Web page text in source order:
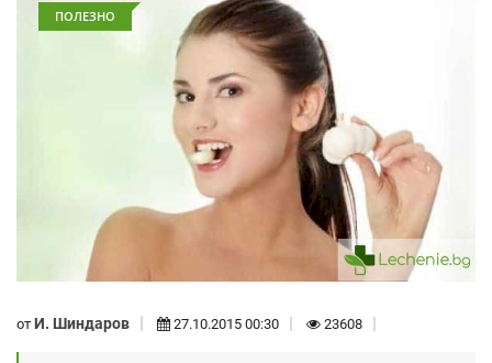
ПОЛЕЗНО
от И. Шиндаров 27.10.2015 00:30 23608